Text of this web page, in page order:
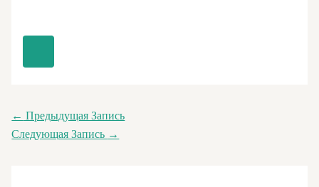
← Предыдущая Запись
Следующая Запись →